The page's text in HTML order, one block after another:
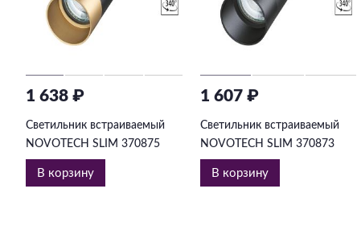
1 638 ₽
Светильник встраиваемый
NOVOTECH SLIM 370875
В корзину
1 607 ₽
Светильник встраиваемый
NOVOTECH SLIM 370873
В корзину